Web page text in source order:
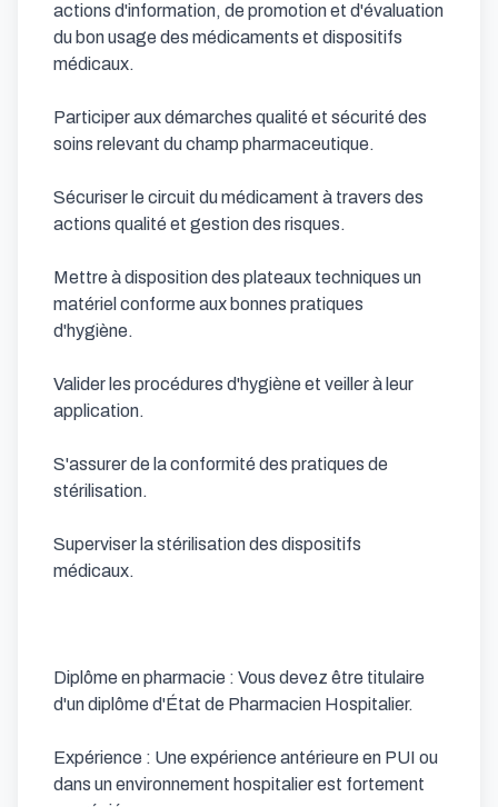
actions d'information, de promotion et d'évaluation
du bon usage des médicaments et dispositifs
médicaux.
Participer aux démarches qualité et sécurité des
soins relevant du champ pharmaceutique.
Sécuriser le circuit du médicament à travers des
actions qualité et gestion des risques.
Mettre à disposition des plateaux techniques un
matériel conforme aux bonnes pratiques
d'hygiène.
Valider les procédures d'hygiène et veiller à leur
application.
S'assurer de la conformité des pratiques de
stérilisation.
Superviser la stérilisation des dispositifs
médicaux.
Diplôme en pharmacie : Vous devez être titulaire
d'un diplôme d'État de Pharmacien Hospitalier.
Expérience : Une expérience antérieure en PUI ou
dans un environnement hospitalier est fortement